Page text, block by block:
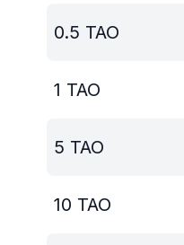
0.5 TAO
1 TAO
5 TAO
10 TAO